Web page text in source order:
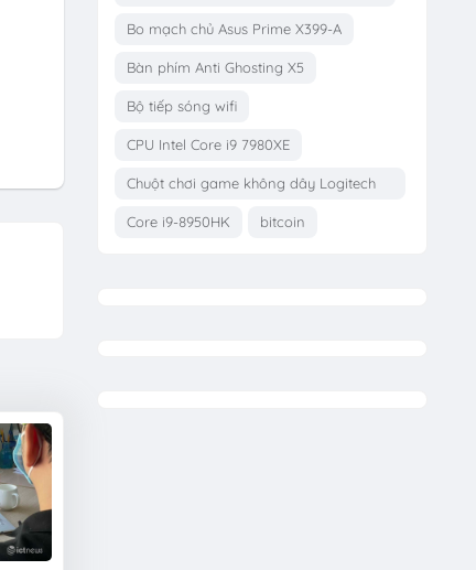
Bo mạch chủ Asus Prime X399-A
Bàn phím Anti Ghosting X5
Bộ tiếp sóng wifi
CPU Intel Core i9 7980XE
Chuột chơi game không dây Logitech
G703
Core i9-8950HK bitcoin